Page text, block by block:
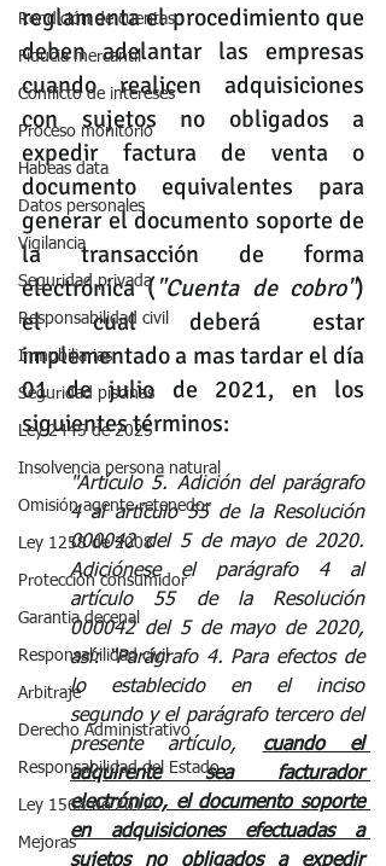
Rendición de cuentas
Fiducia mercantil
Conflicto de intereses
Proceso monitorio
Habeas data
Datos personales
Vigilancia
Seguridad privada
Responsabilidad civil
Inmobiliarias
Seguridad piscinas
Ley 2445 de 2025
Insolvencia persona natural
Omisión agente retenedor
Ley 1258 de 2008
Protección consumidor
Garantia decenal
Responsabilidad civil
Arbitraje
Derecho Administrativo
Responsabilidad del Estado
Ley 1563 de 2012
Mejoras
reglamenta el procedimiento que
deben adelantar las empresas
cuando realicen adquisiciones
con sujetos no obligados a
expedir factura de venta o
documento equivalentes para
generar el documento soporte de
la transacción de forma
electrónica ("Cuenta de cobro")
el cual deberá estar
implementado a mas tardar el día
01 de julio de 2021, en los
siguientes términos:
"Artículo 5. Adición del parágrafo
4 al artículo 55 de la Resolución
000042 del 5 de mayo de 2020.
Adiciónese el parágrafo 4 al
artículo 55 de la Resolución
000042 del 5 de mayo de 2020,
así: “Parágrafo 4. Para efectos de
lo establecido en el inciso
segundo y el parágrafo tercero del
presente artículo, cuando el
adquirente sea facturador
electrónico, el documento soporte
en adquisiciones efectuadas a
sujetos no obligados a expedir